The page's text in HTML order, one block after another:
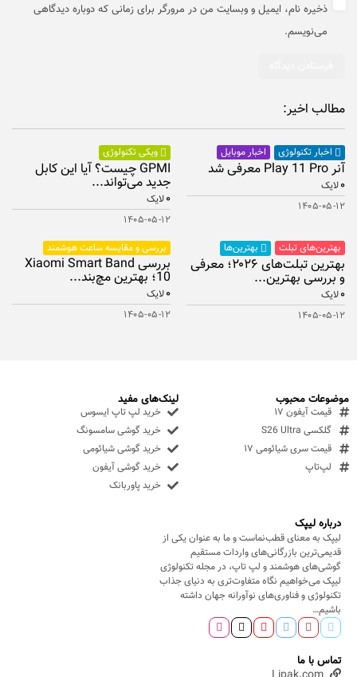
ذخیره نام، ایمیل و وبسایت من در مرورگر برای زمانی که دوباره دیدگاهی
می‌نویسم.
مطالب اخیر:
اخبار تکنولوژی اخبار موبایل
آنر Play 11 Pro معرفی شد
۰لایک
۱۴۰۵-۰۵-۱۲
ویکی تکنولوژی
GPMI چیست؟ آیا این کابل
جدید می‌تواند...
۰لایک
۱۴۰۵-۰۵-۱۲
بهترین‌های تبلت
بهترین‌ها
بهترین تبلت‌های ۲۰۲۶؛ معرفی
و بررسی بهترین...
۰لایک
۱۴۰۵-۰۵-۱۲
بررسی و مقایسه ساعت هوشمند
بررسی Xiaomi Smart Band
10؛ بهترین مچ‌بند...
۰لایک
۱۴۰۵-۰۵-۱۲
درباره لیپک
لیپک به معنای قطب‌نماست و ما به عنوان یکی از
قدیمی‌ترین بازرگانی‌های واردات مستقیم
گوشی‌های هوشمند و لپ تاپ، در مجله تکنولوژی
لیپک می‌خواهیم نگاه متفاوت‌تری به دنیای جذاب
تکنولوژی و فناوری‌های نوآورانه جهان داشته
باشیم…
تماس با ما
موضوعات محبوب
قیمت آیفون ۱۷
گلکسی S26 Ultra
قیمت سری شیائومی ۱۷
لپ‌تاپ
لینک‌های مفید
خرید لپ تاپ ایسوس
خرید گوشی سامسونگ
خرید گوشی شیائومی
خرید گوشی آیفون
خرید پاوربانک